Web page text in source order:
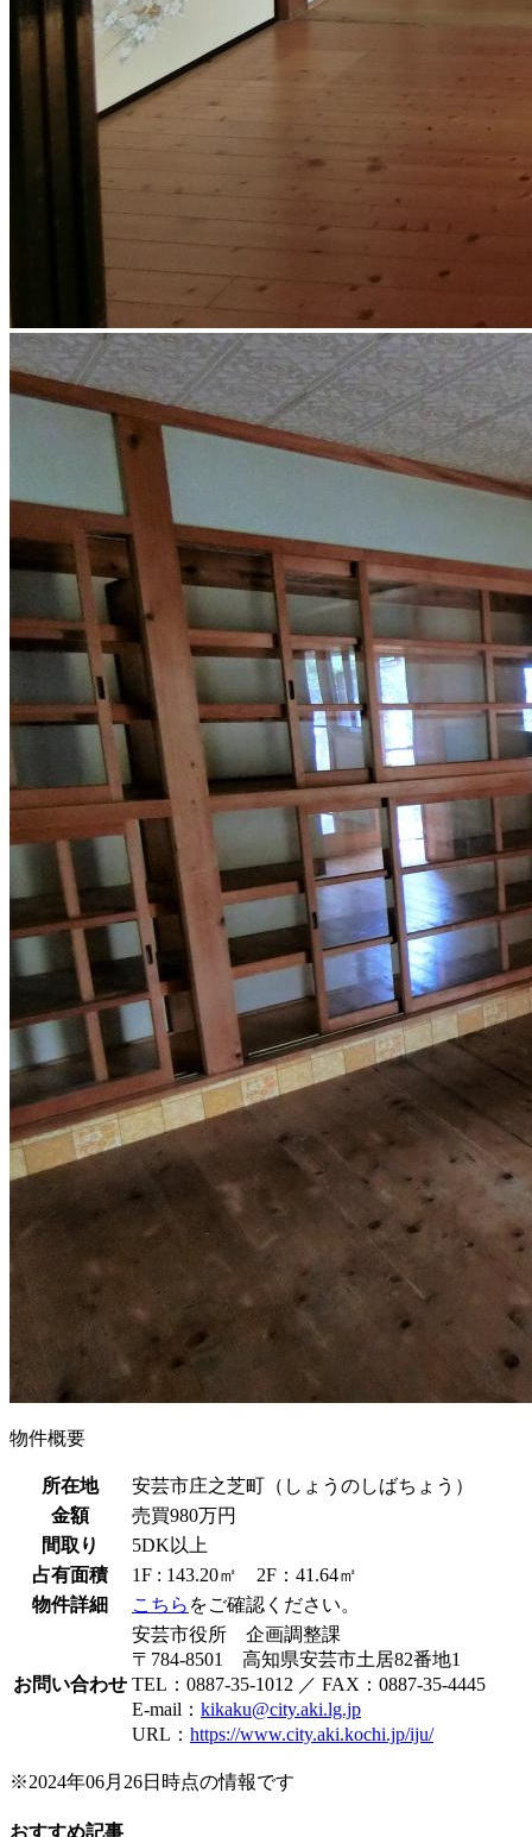
物件概要
所在地
安芸市庄之芝町（しょうのしばちょう）
金額
売買980万円
間取り
5DK以上
占有面積
1F : 143.20㎡ 2F：41.64㎡
物件詳細
こちら をご確認ください。
お問い合わせ
安芸市役所 企画調整課
〒784-8501 高知県安芸市土居82番地1
TEL：0887-35-1012 ／ FAX：0887-35-4445
E-mail： kikaku@city.aki.lg.jp
URL： https://www.city.aki.kochi.jp/iju/
※2024年06月26日時点の情報です
おすすめ記事